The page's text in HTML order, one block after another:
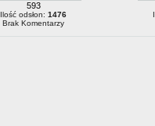
593
Ilość odsłon: 1476
Brak Komentarzy